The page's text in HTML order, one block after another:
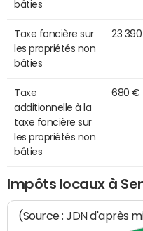
bâties
Taxe foncière sur
les propriétés non
bâties
23
Taxe
additionnelle à la
taxe foncière sur
les propriétés non
bâties
680 €
Impôts locaux à
(Source : JDN d'après